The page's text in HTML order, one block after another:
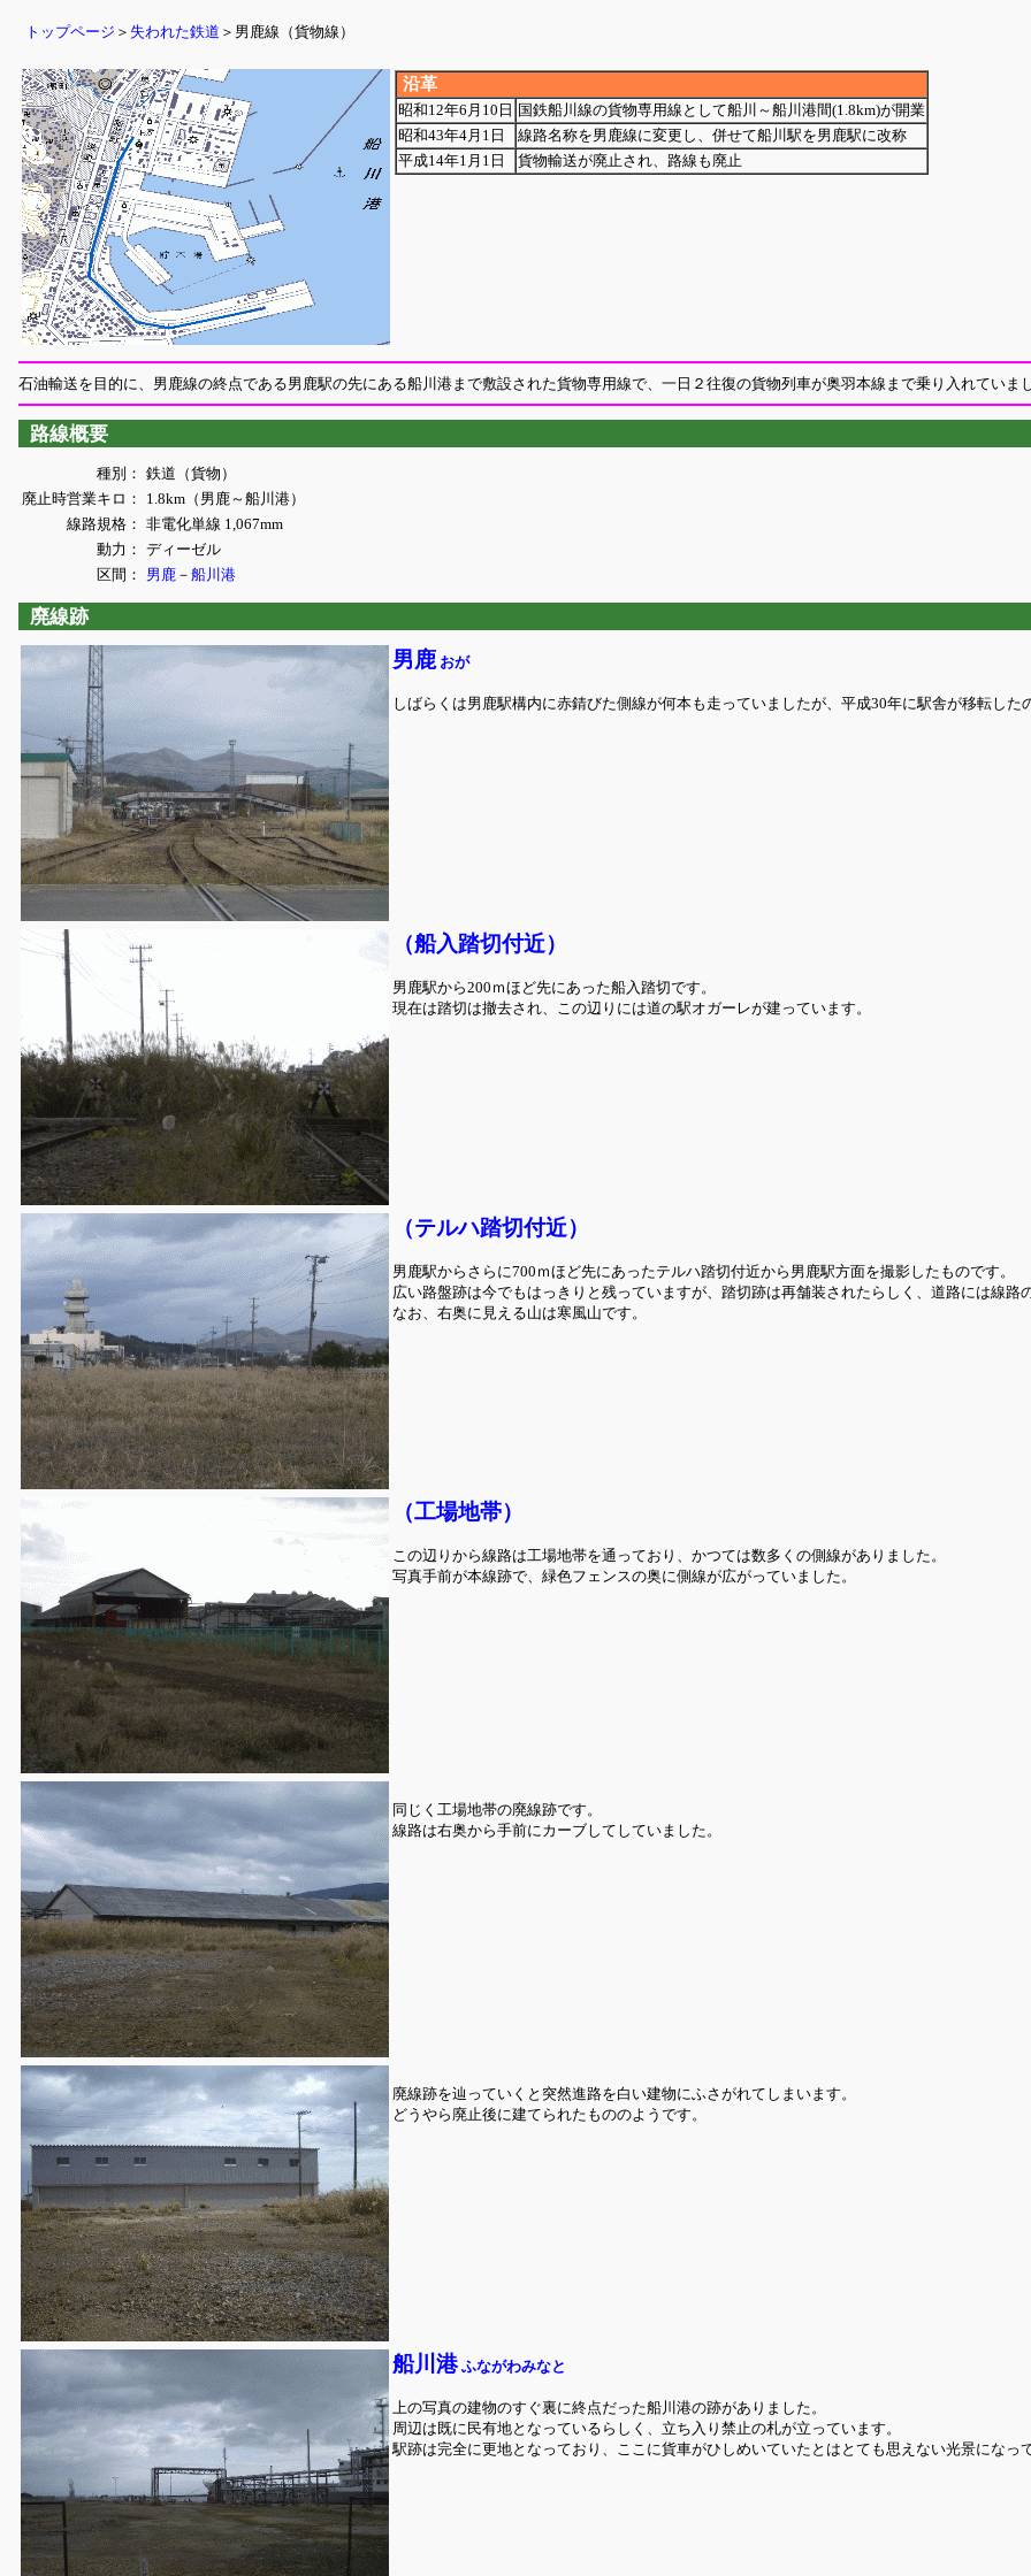
トップページ ＞ 失われた鉄道 ＞男鹿線（貨物線）
沿革
昭和12年6月10日 国鉄船川線の貨物専用線として船川～船川港間(1.8km)が開業
昭和43年4月1日
線路名称を男鹿線に変更し、併せて船川駅を男鹿駅に改称
平成14年1月1日
貨物輸送が廃止され、路線も廃止
石油輸送を目的に、男鹿線の終点である男鹿駅の先にある船川港まで敷設された貨物専用線で、一日２往復の貨物列車が奥羽本線まで乗り入れていま
路線概要
種別： 鉄道（貨物）
廃止時営業キロ：
1.8km（男鹿～船川港）
線路規格： 非電化単線 1,067mm
動力： ディーゼル
区間：
男鹿 － 船川港
廃線跡
男鹿おが
しばらくは男鹿駅構内に赤錆びた側線が何本も走っていましたが、平成30年に駅舎が移転した
（船入踏切付近）
男鹿駅から200ｍほど先にあった船入踏切です。
現在は踏切は撤去され、この辺りには道の駅オガーレが建っています。
（テルハ踏切付近）
男鹿駅からさらに700ｍほど先にあったテルハ踏切付近から男鹿駅方面を撮影したものです。
広い路盤跡は今でもはっきりと残っていますが、踏切跡は再舗装されたらしく、道路には線路
なお、右奥に見える山は寒風山です。
（工場地帯）
この辺りから線路は工場地帯を通っており、かつては数多くの側線がありました。
写真手前が本線跡で、緑色フェンスの奥に側線が広がっていました。
同じく工場地帯の廃線跡です。
線路は右奥から手前にカーブしてしていました。
廃線跡を辿っていくと突然進路を白い建物にふさがれてしまいます。
どうやら廃止後に建てられたもののようです。
船川港ふながわみなと
上の写真の建物のすぐ裏に終点だった船川港の跡がありました。
周辺は既に民有地となっているらしく、立ち入り禁止の札が立っています。
駅跡は完全に更地となっており、ここに貨車がひしめいていたとはとても思えない光景になっ